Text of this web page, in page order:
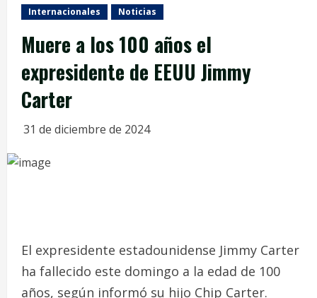
Internacionales Noticias
Muere a los 100 años el
expresidente de EEUU Jimmy
Carter
31 de diciembre de 2024
El expresidente estadounidense Jimmy Carter
ha fallecido este domingo a la edad de 100
años, según informó su hijo Chip Carter.